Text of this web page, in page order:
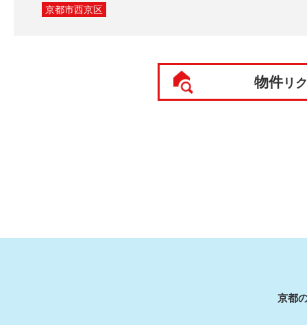
京都市西京区
物件リ
京都